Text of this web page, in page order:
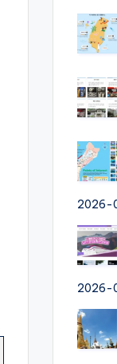
2026-
2026-